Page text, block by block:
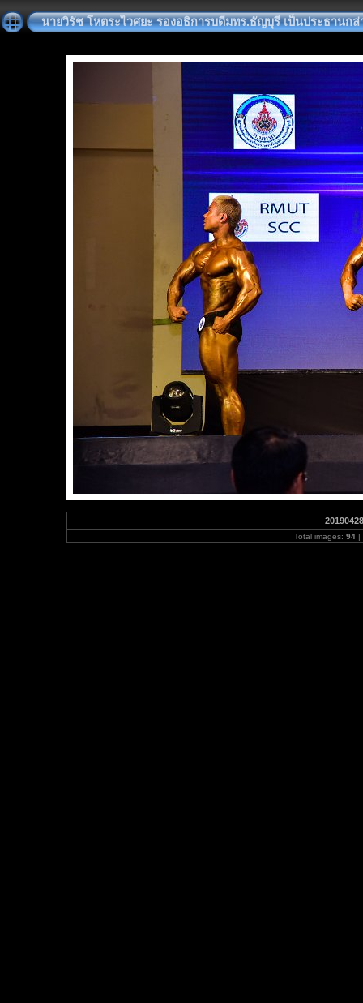
นายวิรัช โหตระไวศยะ รองอธิการบดีมทร.ธัญบุรี เป็นประธานก
Total images: 94|